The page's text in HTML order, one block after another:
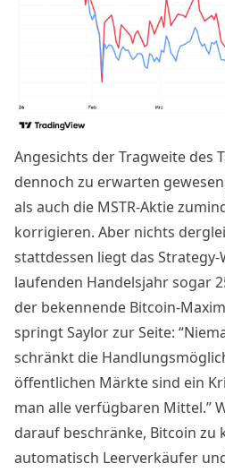
Angesichts der Tragweite des
dennoch zu erwarten
als auch die MSTR-Aktie
korrigieren. Aber nichts
stattdessen liegt das
laufenden Handelsjahr sogar
der bekennende Bitcoin-
springt Saylor zur Seite:
schränkt die
öffentlichen Märkte sind ein
man alle verfügbaren Mittel.”
darauf beschränke, Bitcoin zu
automatisch Leerverkäufer